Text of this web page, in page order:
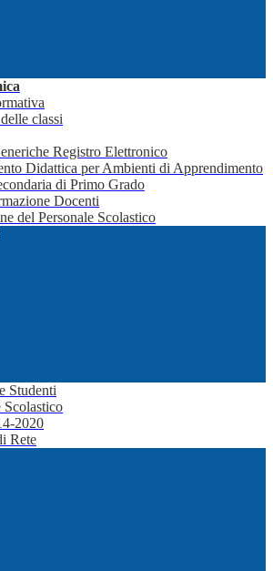
classi
Registro Elettronico
Didattica per Ambienti di Apprendimento
di Primo Grado
Docenti
del Personale Scolastico
Studenti
Scolastico
2020
Rete